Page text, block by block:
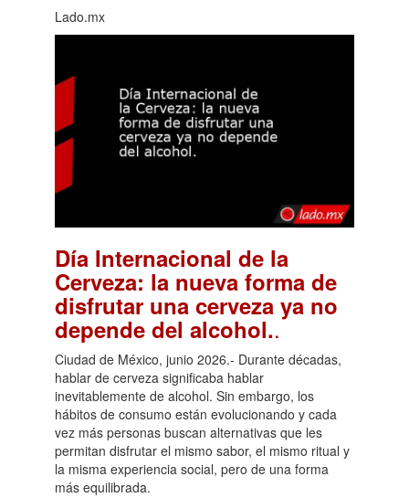
Lado.mx
Día Internacional de la
Cerveza: la nueva forma de
disfrutar una cerveza ya no
depende del alcohol..
Ciudad de México, junio 2026.- Durante décadas,
hablar de cerveza significaba hablar
inevitablemente de alcohol. Sin embargo, los
hábitos de consumo están evolucionando y cada
vez más personas buscan alternativas que les
permitan disfrutar el mismo sabor, el mismo ritual y
la misma experiencia social, pero de una forma
más equilibrada.